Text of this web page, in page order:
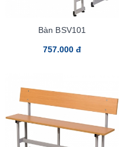
Bàn BSV101
757.000 đ